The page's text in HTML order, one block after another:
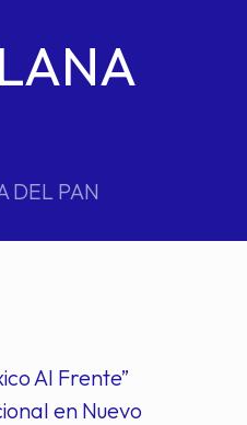
DEL PAN
Al Frente”
en Nuevo